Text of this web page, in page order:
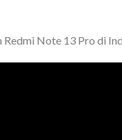
Note 13 Pro di